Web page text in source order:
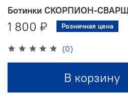
(0)
Ботинки СКОРПИОН-
1 800 ₽ Розничная цена
В корзину